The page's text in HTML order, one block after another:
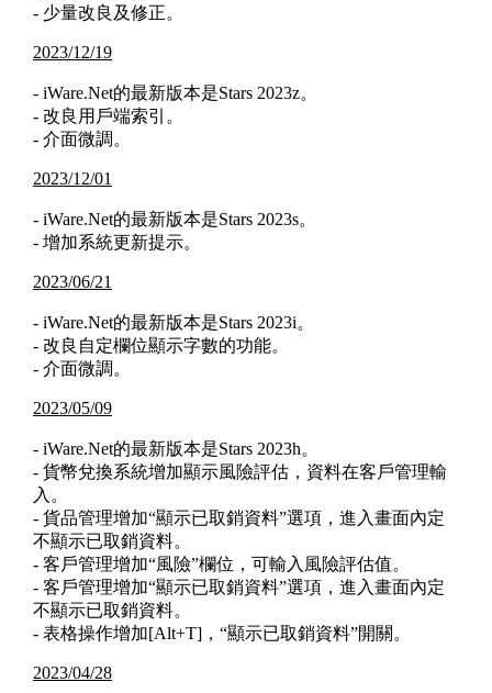
- 少量改良及修正。
2023/12/19
- iWare.Net的最新版本是Stars 2023z。
- 改良用戶端索引。
- 介面微調。
2023/12/01
- iWare.Net的最新版本是Stars 2023s。
- 增加系統更新提示。
2023/06/21
- iWare.Net的最新版本是Stars 2023i。
- 改良自定欄位顯示字數的功能。
- 介面微調。
2023/05/09
- iWare.Net的最新版本是Stars 2023h。
- 貨幣兌換系統增加顯示風險評估，資料在客戶管理輸
入。
- 貨品管理增加“顯示已取銷資料”選項，進入畫面內定
不顯示已取銷資料。
- 客戶管理增加“風險”欄位，可輸入風險評估值。
- 客戶管理增加“顯示已取銷資料”選項，進入畫面內定
不顯示已取銷資料。
- 表格操作增加[Alt+T]，“顯示已取銷資料”開關。
2023/04/28